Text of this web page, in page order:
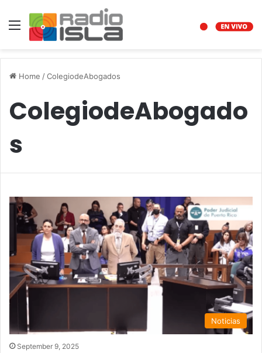
Menu
Home /ColegiodeAbogados
ColegiodeAbogado
s
Noticias
September 9, 2025